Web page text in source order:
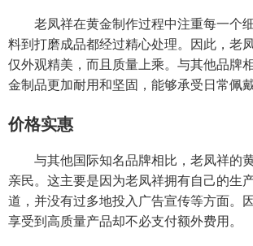
老凤祥在黄金制作过程中注重每一个
料到打磨成品都经过精心处理。因此，老
仅外观精美，而且质量上乘。与其他品牌
金制品更加耐用和坚固，能够承受日常佩
价格实惠
与其他国际知名品牌相比，老凤祥的
亲民。这主要是因为老凤祥拥有自己的生
道，并没有过多地投入广告宣传等方面。
享受到高质量产品却不必支付额外费用。